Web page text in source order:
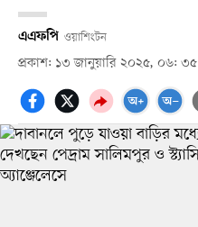
এএফপি ওয়াশিংটন
প্রকাশ: ১৩ জানুয়ারি ২০২৫, ০৬: ৩৫